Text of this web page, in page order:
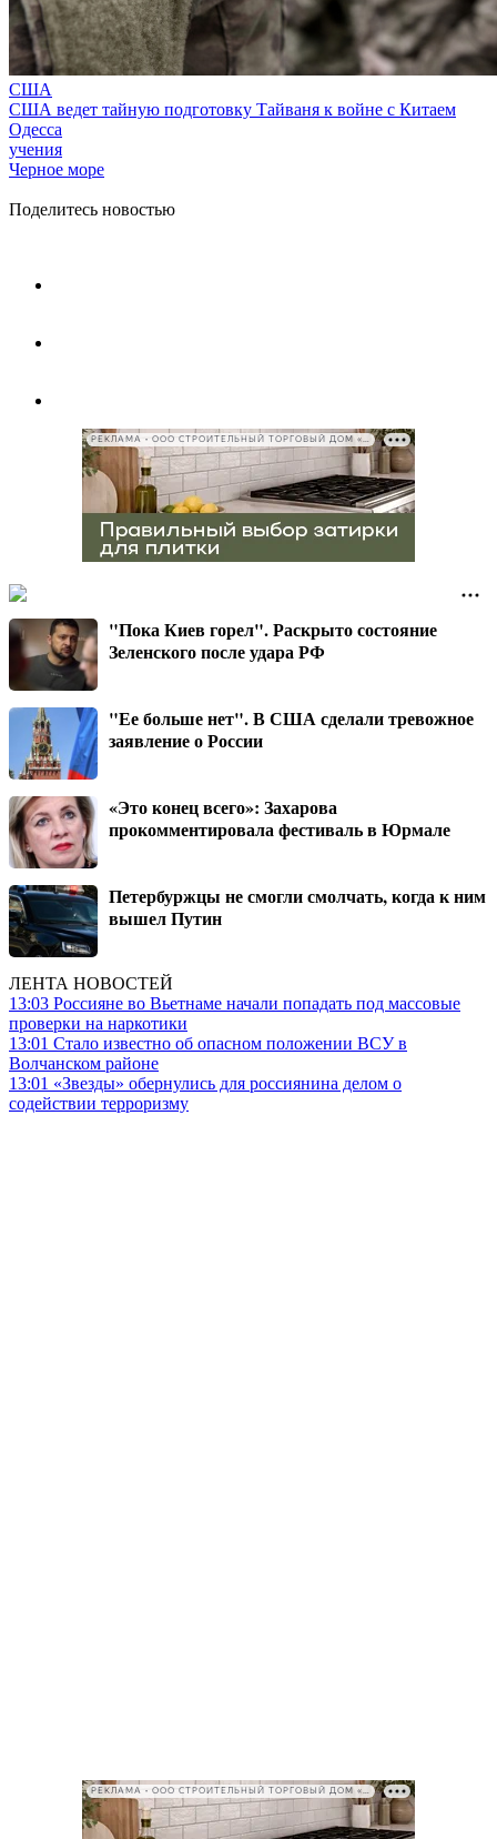
США
США ведет тайную подготовку Тайваня к войне с Китаем
Одесса
учения
Черное море
Поделитесь новостью
РЕКЛАМА • ООО СТРОИТЕЛЬНЫЙ ТОРГОВЫЙ ДОМ «ПЕТРОВИЧ», ИНН 7802348846
"Пока Киев горел". Раскрыто состояние
Зеленского после удара РФ
"Ее больше нет". В США сделали тревожное
заявление о России
«Это конец всего»: Захарова
прокомментировала фестиваль в Юрмале
Петербуржцы не смогли смолчать, когда к ним
вышел Путин
ЛЕНТА НОВОСТЕЙ
13:03 Россияне во Вьетнаме начали попадать под массовые
проверки на наркотики
13:01 Стало известно об опасном положении ВСУ в
Волчанском районе
13:01 «Звезды» обернулись для россиянина делом о
содействии терроризму
РЕКЛАМА • ООО СТРОИТЕЛЬНЫЙ ТОРГОВЫЙ ДОМ «ПЕТРОВИЧ», ИНН 7802348846